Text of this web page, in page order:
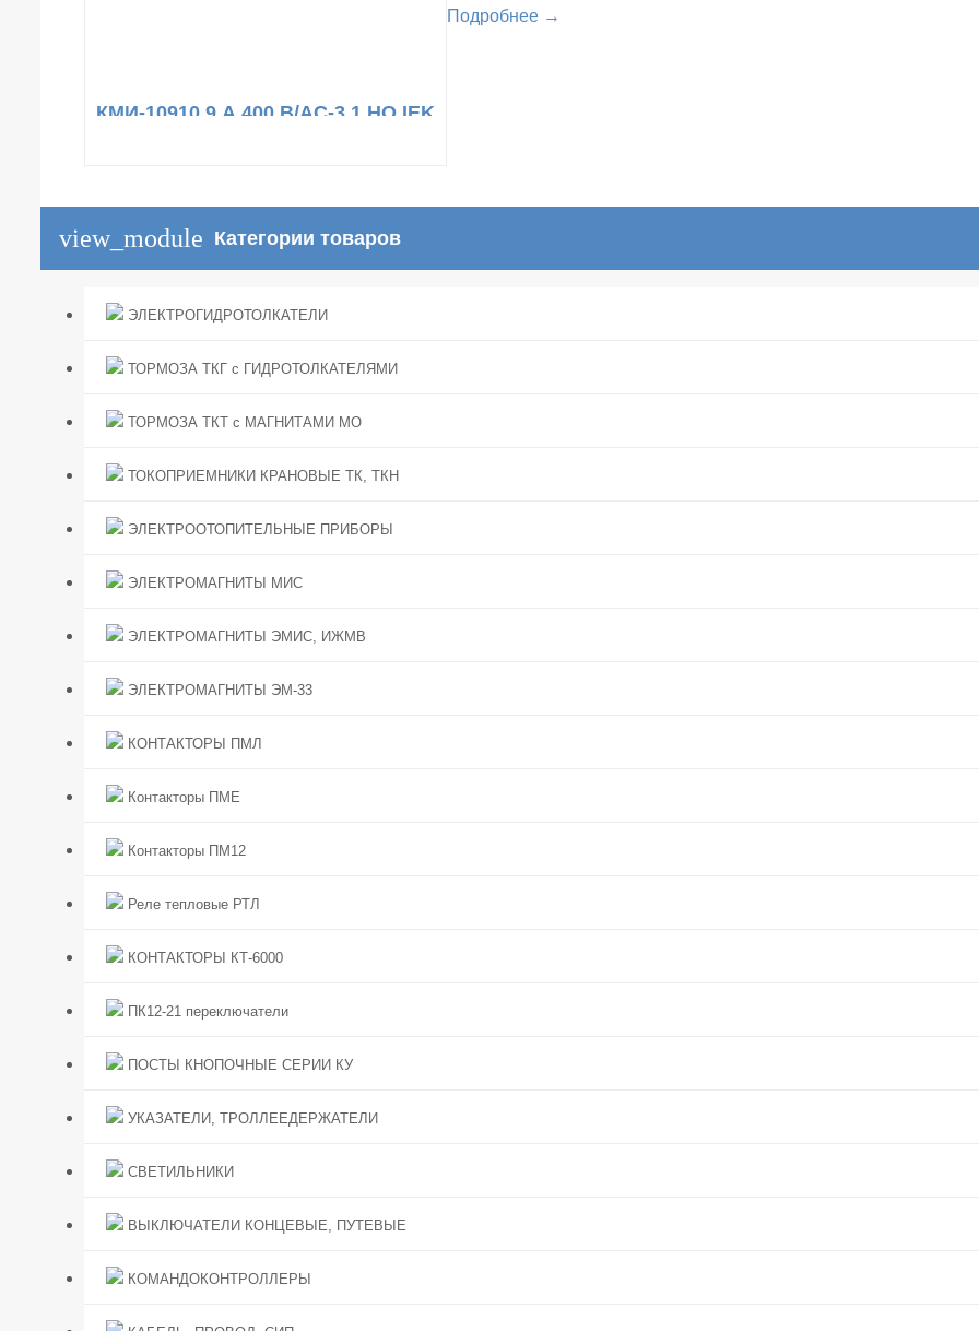
КМИ-10910 9 А 400 В/АС-3 1 НО IEK
Подробнее →
view_module Категории товаров
ЭЛЕКТРОГИДРОТОЛКАТЕЛИ
ТОРМОЗА ТКГ с ГИДРОТОЛКАТЕЛЯМИ
ТОРМОЗА ТКТ с МАГНИТАМИ МО
ТОКОПРИЕМНИКИ КРАНОВЫЕ ТК, ТКН
ЭЛЕКТРООТОПИТЕЛЬНЫЕ ПРИБОРЫ
ЭЛЕКТРОМАГНИТЫ МИС
ЭЛЕКТРОМАГНИТЫ ЭМИС, ИЖМВ
ЭЛЕКТРОМАГНИТЫ ЭМ-33
КОНТАКТОРЫ ПМЛ
Контакторы ПМЕ
Контакторы ПМ12
Реле тепловые РТЛ
КОНТАКТОРЫ КТ-6000
ПК12-21 переключатели
ПОСТЫ КНОПОЧНЫЕ СЕРИИ КУ
УКАЗАТЕЛИ, ТРОЛЛЕЕДЕРЖАТЕЛИ
СВЕТИЛЬНИКИ
ВЫКЛЮЧАТЕЛИ КОНЦЕВЫЕ, ПУТЕВЫЕ
КОМАНДОКОНТРОЛЛЕРЫ